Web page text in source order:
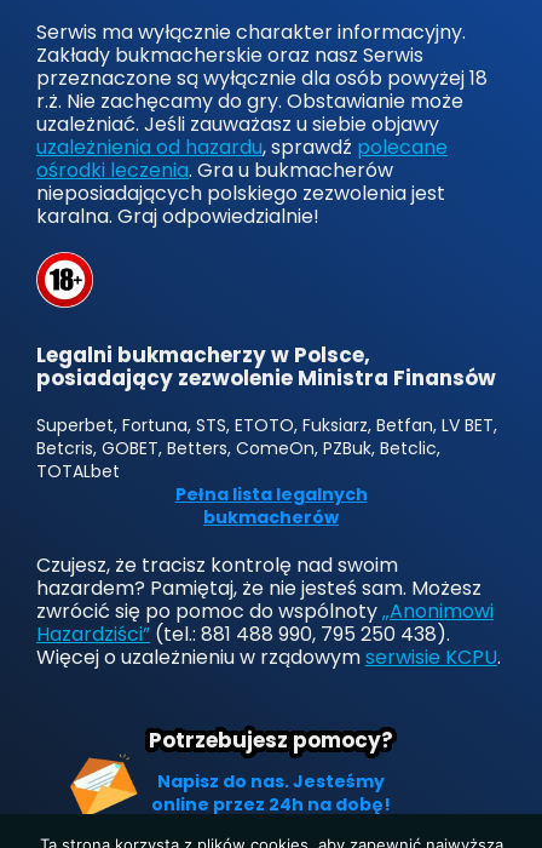
Serwis ma wyłącznie charakter informacyjny.
Zakłady bukmacherskie oraz nasz Serwis
przeznaczone są wyłącznie dla osób powyżej 18
r.ż. Nie zachęcamy do gry. Obstawianie może
uzależniać. Jeśli zauważasz u siebie objawy
uzależnienia od hazardu, sprawdź polecane
ośrodki leczenia. Gra u bukmacherów
nieposiadających polskiego zezwolenia jest
karalna. Graj odpowiedzialnie!
Legalni bukmacherzy w Polsce,
posiadający zezwolenie Ministra Finansów
Superbet, Fortuna, STS, ETOTO, Fuksiarz, Betfan, LV BET,
Betcris, GOBET, Betters, ComeOn, PZBuk, Betclic,
TOTALbet
Pełna lista legalnych
bukmacherów
Czujesz, że tracisz kontrolę nad swoim
hazardem? Pamiętaj, że nie jesteś sam. Możesz
zwrócić się po pomoc do wspólnoty„Anonimowi
Hazardziści” (tel.: 881 488 990, 795 250 438).
Więcej o uzależnieniu w rządowymserwisie KCPU.
Potrzebujesz pomocy?
Napisz do nas. Jesteśmy
online przez 24h na dobę!